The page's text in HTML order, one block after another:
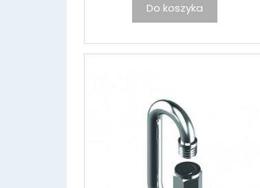
Do koszyka